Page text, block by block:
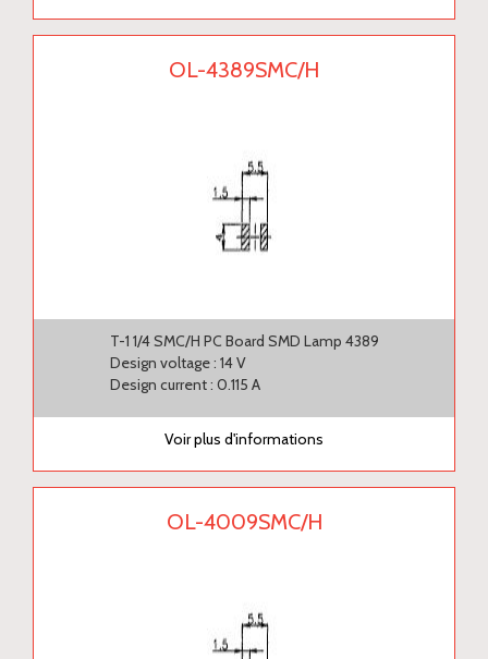
OL-4389SMC/H
T-1 1/4 SMC/H PC Board SMD Lamp 4389
Design voltage : 14 V
Design current : 0.115 A
Voir plus d'informations
OL-4009SMC/H